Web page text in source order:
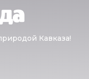
Кавказа!